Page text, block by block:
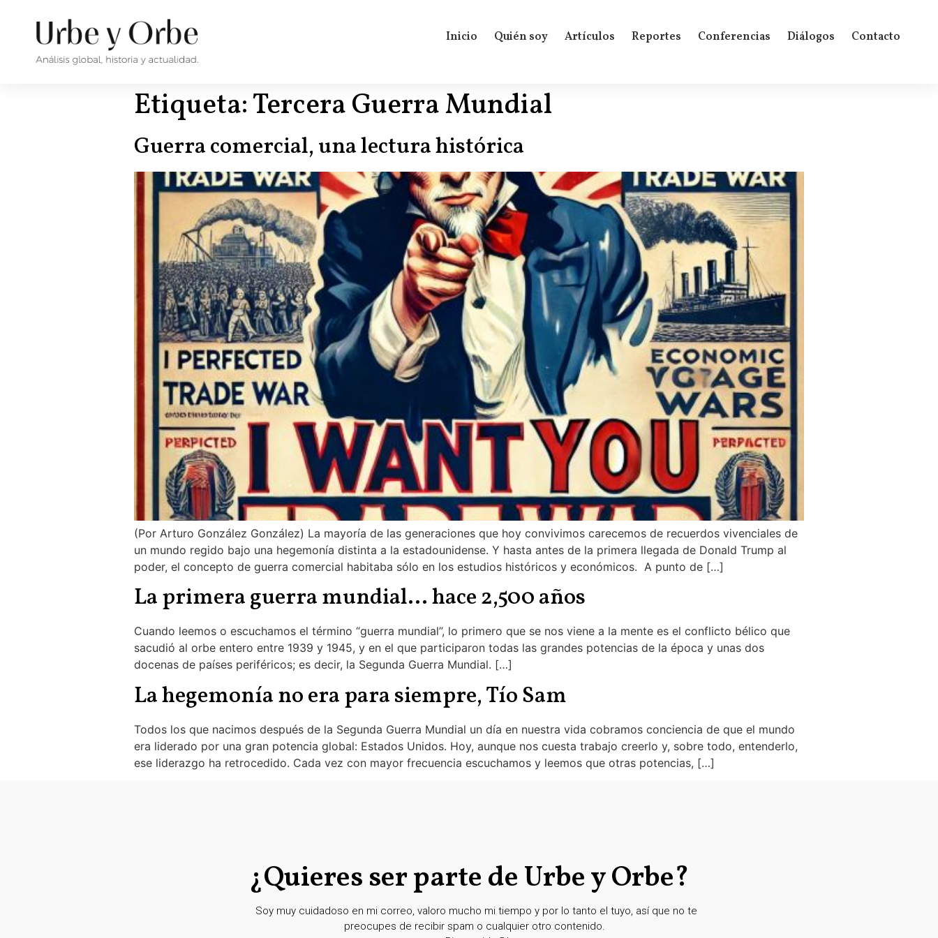
Inicio Quién soy Artículos Reportes Conferencias Diálogos Contacto
Etiqueta:Tercera Guerra Mundial
Guerra comercial, una lectura histórica
(Por Arturo González González) La mayoría de las generaciones que hoy convivimos carecemos de recuerdos vivenciales de
un mundo regido bajo una hegemonía distinta a la estadounidense. Y hasta antes de la primera llegada de Donald Trump al
poder, el concepto de guerra comercial habitaba sólo en los estudios históricos y económicos. A punto de […]
La primera guerra mundial… hace 2,500 años
Cuando leemos o escuchamos el término “guerra mundial”, lo primero que se nos viene a la mente es el conflicto bélico que
sacudió al orbe entero entre 1939 y 1945, y en el que participaron todas las grandes potencias de la época y unas dos
docenas de países periféricos; es decir, la Segunda Guerra Mundial. […]
La hegemonía no era para siempre, Tío Sam
Todos los que nacimos después de la Segunda Guerra Mundial un día en nuestra vida cobramos conciencia de que el mundo
era liderado por una gran potencia global: Estados Unidos. Hoy, aunque nos cuesta trabajo creerlo y, sobre todo, entenderlo,
ese liderazgo ha retrocedido. Cada vez con mayor frecuencia escuchamos y leemos que otras potencias, […]
¿Quieres ser parte de Urbe y Orbe?
Soy muy cuidadoso en mi correo, valoro mucho mi tiempo y por lo tanto el tuyo, así que no te
preocupes de recibir spam o cualquier otro contenido.